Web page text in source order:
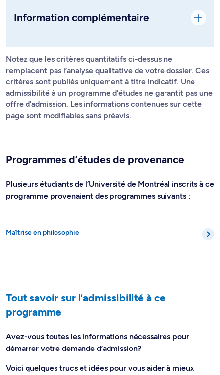
Information complémentaire
Notez que les critères quantitatifs ci-dessus ne
remplacent pas l’analyse qualitative de votre dossier. Ces
critères sont publiés uniquement à titre indicatif. Une
admissibilité à un programme d’études ne garantit pas une
offre d’admission. Les informations contenues sur cette
page sont modifiables sans préavis.
Programmes d’études de provenance
Plusieurs étudiants de l’Université de Montréal inscrits à ce
programme provenaient des programmes suivants :
Maîtrise en philosophie
Tout savoir sur l’admissibilité à ce
programme
Avez-vous toutes les informations nécessaires pour
démarrer votre demande d’admission?
Voici quelques trucs et idées pour vous aider à mieux